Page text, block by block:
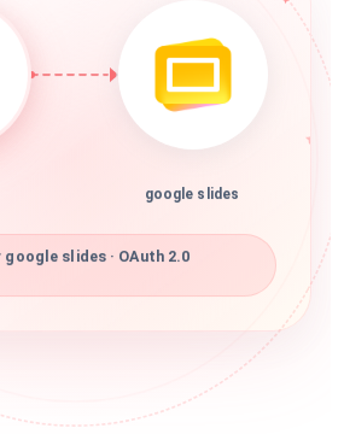
google slides
slides · OAuth 2.0